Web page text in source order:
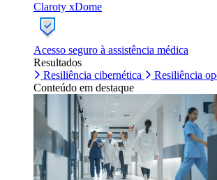
Claroty xDome
Acesso seguro à assistência médica
Resultados
Resiliência cibernética
Resiliência
Conteúdo em destaque